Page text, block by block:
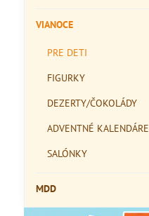
VIANOCE
PRE DETI
FIGURKY
DEZERTY/ČOKOLÁDY
ADVENTNÉ KALENDÁRE
SALÓNKY
MDD